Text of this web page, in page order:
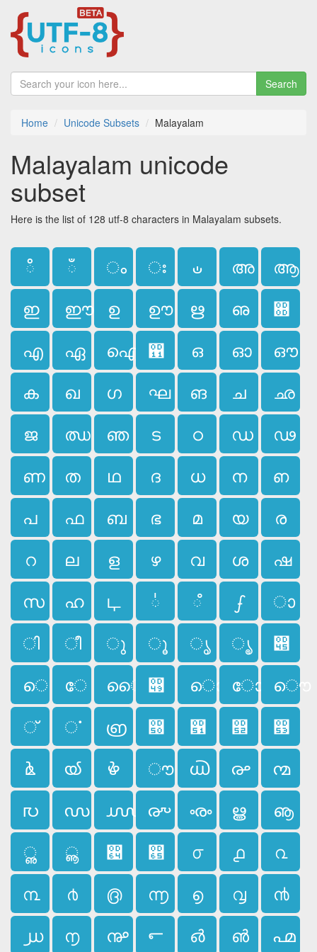
Search
Home Unicode Subsets Malayalam
Malayalam unicode
subset
Here is the list of 128 utf-8 characters in Malayalam subsets.
ഀ ഁ ം ഃ ഄ അ
ആ
ഇ
ഈ ഉ ഊ ഋ ഌ
഍
എ
ഏ ഐ ഑ ഒ ഓ
ഔ
ക
ഖ ഗ ഘ ങ ച
ഛ
ജ
ഝ ഞ ട ഠ ഡ
ഢ
ണ
ത ഥ ദ ധ ന
ഩ
പ
ഫ ബ ഭ മ യ
ര
റ
ല ള ഴ വ ശ
ഷ
സ
ഹ ഺ ഻ ഼ ഽ
ാ
ി
ീ ു ൂ ൃ ൄ
൅
െ
േ ൈ ൉ ൊ ോ
ൌ
്
ൎ ൏ ൐ ൑ ൒
൓
ൔ
ൕ ൖ ൗ ൘ ൙
൚
൛
൜ ൝ ൞ ൟ ൠ
ൡ
ൢ
ൣ ൤ ൥ ൦ ൧
൨
൩
൪ ൫ ൬ ൭ ൮
൯
൰
൱ ൲ ൳ ൴ ൵ ൶